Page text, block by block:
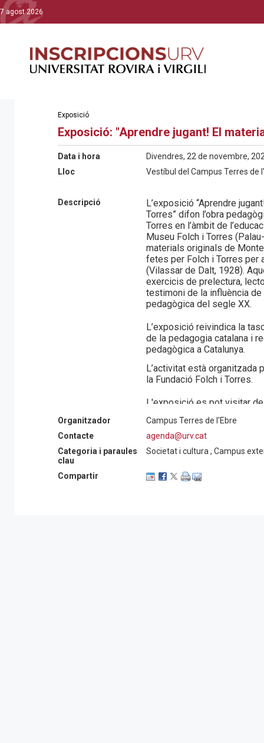
7 agost 2026
Exposició
Exposició: "Aprendre jugant! El
Data i hora
Divendres, 22 de novembre,
Lloc
Vestíbul del Campus Terres de
Descripció
L’exposició “Aprendre
Torres” difon l’obra
Torres en l’àmbit de
Museu Folch i Torres
materials originals de
fetes per Folch i Torres per
(Vilassar de Dalt, 1928).
exercicis de prelectura,
testimoni de la influència
pedagògica del segle XX.
L’exposició reivindica la
de la pedagogia catalana i
pedagògica a Catalunya.
L’activitat està organitzada
la Fundació Folch i Torres.
L'exposició es pot visitar de
Organitzador
Campus Terres de l'Ebre
Contacte
agenda@urv.cat
Categoria i paraules
clau
Societat i cultura , Campus
Compartir